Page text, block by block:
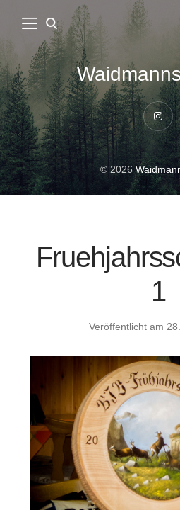
© 2026
1
Veröffentlicht am